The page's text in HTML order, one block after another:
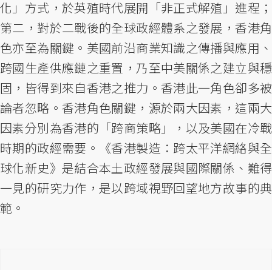
化」方式，於英殖時代展開「非正式解殖」進程；
第二，對於二戰後的全球政經體系之發展，香港角
色亦至為關鍵。美國前沿商業知識之傳播與應用、
跨國生產供應鏈之重置，乃至中美關係之建立與穩
固，皆得到來自香港之推力。香港此一角色卻多被
論者忽略。香港角色關鍵，源於兩大因素，這兩大
因素分別為香港的「跨商策略」，以及美國在冷戰
時期的政經需要。《香港製造：跨太平洋網絡與全
球化新史》是結合本土政經發展與國際關係、難得
一見的研究力作，是以跨域視野回望地方故事的典
範。